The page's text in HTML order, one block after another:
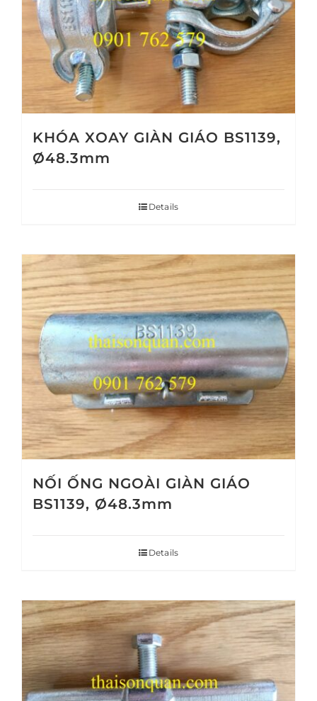
KHÓA XOAY GIÀN GIÁO BS1139,
Ø48.3mm
Details
NỐI ỐNG NGOÀI GIÀN GIÁO
BS1139, Ø48.3mm
Details